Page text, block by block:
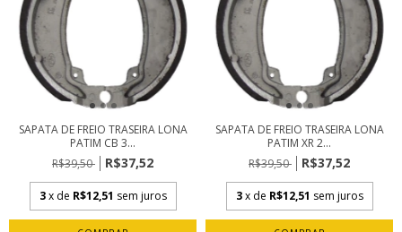
SAPATA DE FREIO TRASEIRA LONA
PATIM CB 3...
R$39,50
R$37,52
3 x de R$12,51 sem juros
SAPATA DE FREIO TRASEIRA LONA
PATIM XR 2...
R$39,50
R$37,52
3 x de R$12,51 sem juros